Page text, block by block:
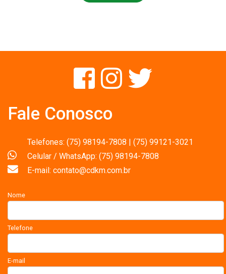
Fale Conosco
Telefones: (75) 98194-7808 | (75) 99121-3021
Celular / WhatsApp: (75) 98194-7808
E-mail: contato@cdkm.com.br
Nome
Telefone
E-mail